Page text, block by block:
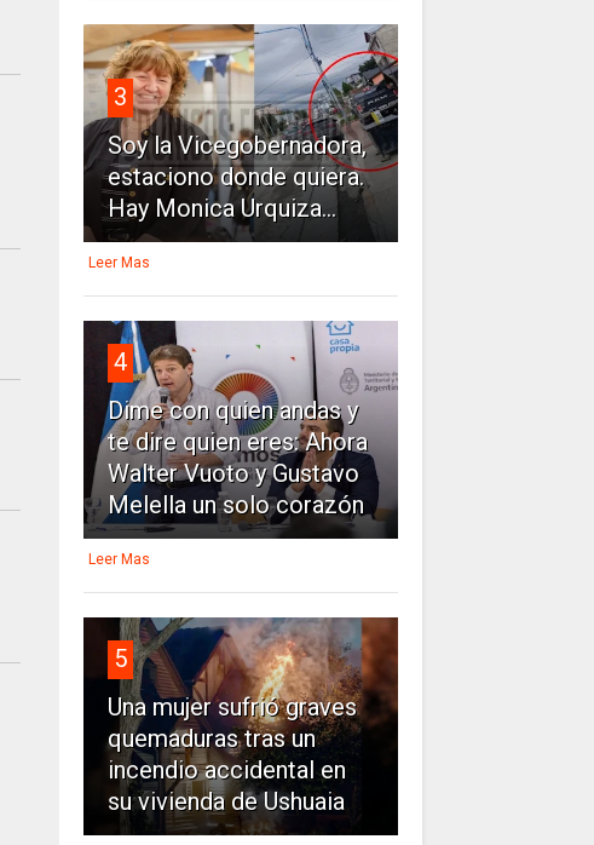
3
Soy la Vicegobernadora,
estaciono donde quiera.
Hay Monica Urquiza...
Leer Mas
4
Dime con quien andas y
te dire quien eres: Ahora
Walter Vuoto y Gustavo
Melella un solo corazón
Leer Mas
5
Una mujer sufrió graves
quemaduras tras un
incendio accidental en
su vivienda de Ushuaia